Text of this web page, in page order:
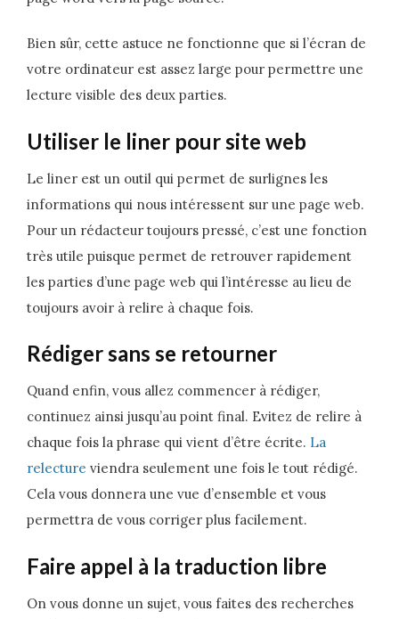
Bien sûr, cette astuce ne fonctionne que si l’écran de
votre ordinateur est assez large pour permettre une
lecture visible des deux parties.
Utiliser le liner pour site web
Le liner est un outil qui permet de surlignes les
informations qui nous intéressent sur une page web.
Pour un rédacteur toujours pressé, c’est une fonction
très utile puisque permet de retrouver rapidement
les parties d’une page web qui l’intéresse au lieu de
toujours avoir à relire à chaque fois.
Rédiger sans se retourner
Quand enfin, vous allez commencer à rédiger,
continuez ainsi jusqu’au point final. Evitez de relire à
chaque fois la phrase qui vient d’être écrite. La
relecture viendra seulement une fois le tout rédigé.
Cela vous donnera une vue d’ensemble et vous
permettra de vous corriger plus facilement.
Faire appel à la traduction libre
On vous donne un sujet, vous faites des recherches